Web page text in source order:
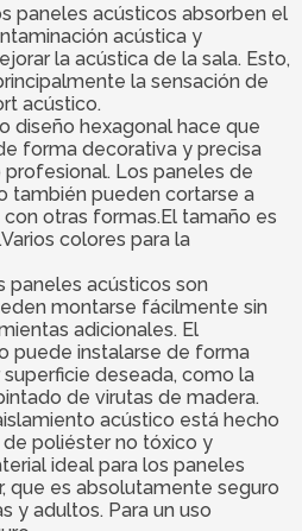
paneles acústicos absorben el
acústica y
la acústica de la sala. Esto,
la sensación de
acústico.
diseño hexagonal hace que
forma decorativa y precisa
profesional. Los paneles de
también pueden cortarse a
otras formas.El tamaño es
colores para la
paneles acústicos son
montarse fácilmente sin
adicionales. El
puede instalarse de forma
deseada, como la
de virutas de madera.
acústico está hecho
poliéster no tóxico y
ideal para los paneles
que es absolutamente seguro
y adultos. Para un uso